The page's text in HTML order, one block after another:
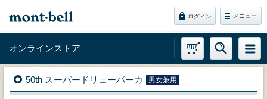
ログイン メニュー
オンラインストア
50th スーパードリューパーカ 男女兼用